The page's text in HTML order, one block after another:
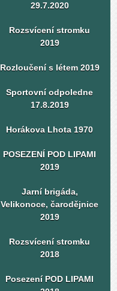
29.7.2020
Rozsvícení stromku
2019
Rozloučení s létem 2019
Sportovní odpoledne
17.8.2019
Horákova Lhota 1970
POSEZENÍ POD LIPAMI
2019
Jarní brigáda,
Velikonoce, čarodějnice
2019
Rozsvícení stromku
2018
Posezení POD LIPAMI